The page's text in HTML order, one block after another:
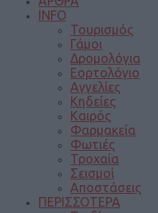
INFO
Τουρισμός
Γάμοι
Δρομολόγια
Εορτολόγιο
Αγγελίες
Κηδείες
Καιρός
Φαρμακεία
Φωτιές
Τροχαία
Σεισμοί
Αποστάσεις
ΠΕΡΙΣΣΟΤΕΡΑ